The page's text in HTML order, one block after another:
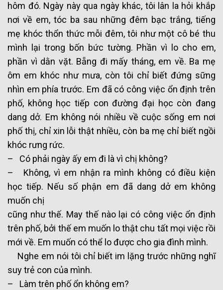
hôm đó. Ngày này qua ngày khác, tôi lân la hỏi khắp
nơi về em, tóc ba sau những đêm bạc trắng, tiếng
mẹ khóc thổn thức mỗi đêm, tôi như một cô bé thu
mình lại trong bốn bức tường. Phần vì lo cho em,
phần vì dằn vặt. Bẵng đi mấy tháng, em về. Ba mẹ
ôm em khóc như mưa, còn tôi chỉ biết đứng sững
nhìn em phía trước. Em đã có công việc ổn định trên
phố, không học tiếp con đường đại học còn đang
dang dở. Em không nói nhiều về cuộc sống em nơi
phố thị, chỉ xin lỗi thật nhiều, còn ba mẹ chỉ biết ngồi
khóc rưng rức.
– Có phải ngày ấy em đi là vì chị không?
– Không, vì em nhận ra mình không có điều kiện
học tiếp. Nếu số phận em đã dang dở em không
muốn chị
cũng như thế. May thế nào lại có công việc ổn định
trên phố, bởi thế em muốn lo thật chu tất mọi việc rồi
mới về. Em muốn có thể lo được cho gia đình mình.
Nghe em nói tôi chỉ biết im lặng trước những nghĩ
suy trẻ con của mình.
– Làm trên phố ổn không em?